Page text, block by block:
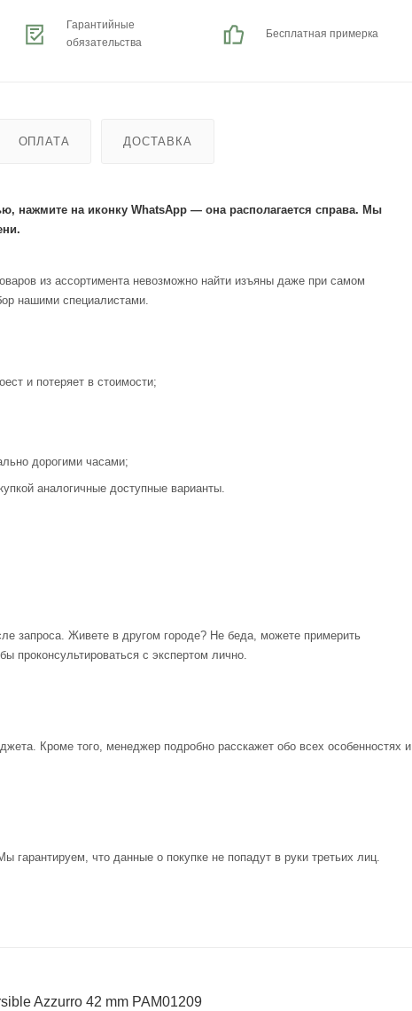
Гарантийные
обязательства
Бесплатная примерка
ОПЛАТА ДОСТАВКА
нажмите на иконку WhatsApp — она располагается справа. Мы
из ассортимента невозможно найти изъяны даже при самом
нашими специалистами.
и потеряет в стоимости;
дорогими часами;
аналогичные доступные варианты.
запроса. Живете в другом городе? Не беда, можете примерить
проконсультироваться с экспертом лично.
Кроме того, менеджер подробно расскажет обо всех особенностях и
что данные о покупке не попадут в руки третьих лиц.
Azzurro 42 mm PAM01209